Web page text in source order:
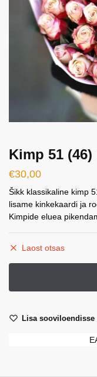
Kimp 51
€30,00
Šikk klassikaline kimp
lisame kinkekaardi ja
Kimpide eluea
Laost otsas
Lisa sooviloendisse